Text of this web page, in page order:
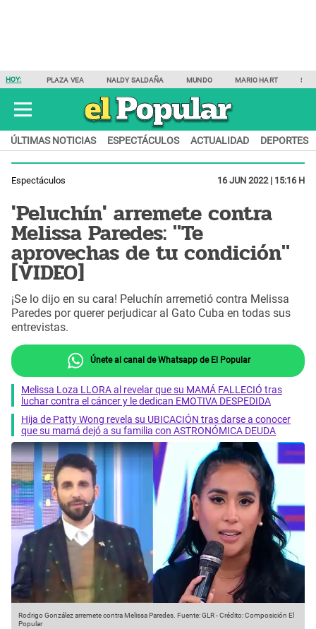
HOY: PLAZA VEA NALDY SALDAÑA MUNDO MARIO HART
ÚLTIMAS NOTICIAS ESPECTÁCULOS ACTUALIDAD DEPORTES
Espectáculos 16 JUN 2022 | 15:16 H
'Peluchín' arremete contra
Melissa Paredes: "Te
aprovechas de tu condición"
[VIDEO]
¡Se lo dijo en su cara! Peluchín arremetió contra Melissa
Paredes por querer perjudicar al Gato Cuba en todas sus
entrevistas.
Únete al canal de Whatsapp de El Popular
Melissa Loza LLORA al revelar que su MAMÁ FALLECIÓ tras
luchar contra el cáncer y le dedican EMOTIVA DESPEDIDA
Hija de Patty Wong revela su UBICACIÓN tras darse a conocer
que su mamá dejó a su familia con ASTRONÓMICA DEUDA
Rodrigo González arremete contra Melissa Paredes. Fuente: GLR-Crédito: Composición El
Popular